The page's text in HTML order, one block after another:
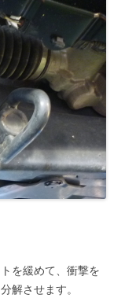
を緩めて、衝撃を
解させます。